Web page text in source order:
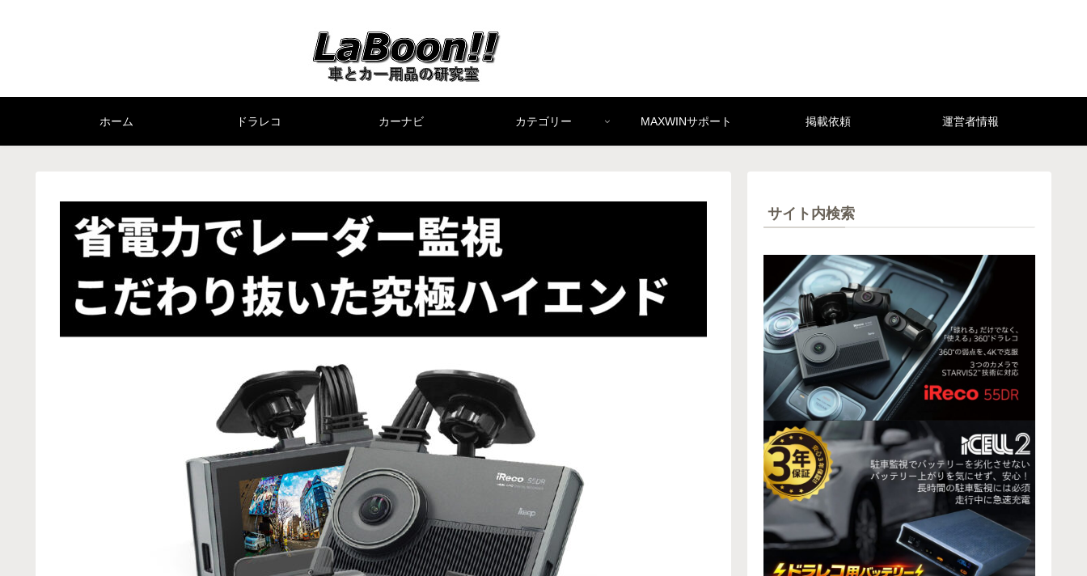
ホーム ドラレコ カーナビ カテゴリー MAXWINサポート 掲載依頼 運営者情報
サイト内検索